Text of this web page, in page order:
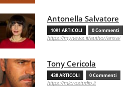
Antonella Salvatore
1091 ARTICOLI 0 Commenti
https://mynews.it/author/ansa/
Tony Cericola
438 ARTICOLI 0 Commenti
https://microstudio.it